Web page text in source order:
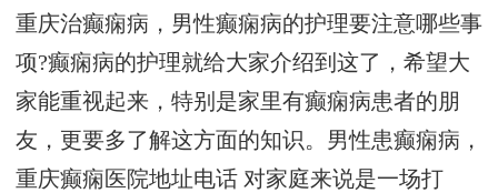
重庆治癫痫病，男性癫痫病的护理要注意哪些事
项?癫痫病的护理就给大家介绍到这了，希望大
家能重视起来，特别是家里有癫痫病患者的朋
友，更要多了解这方面的知识。男性患癫痫病，
重庆癫痫医院地址电话 对家庭来说是一场打